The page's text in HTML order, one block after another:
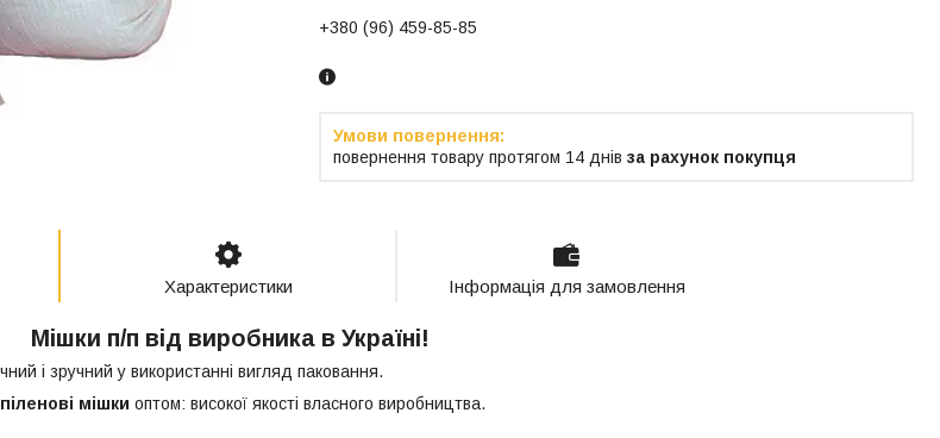
+380 (96) 459-85-85
повернення товару протягом 14 днів за рахунок покупця
Характеристики Інформація для замовлення
Мішки п/п від виробника в Україні!
і зручний у використанні вигляд паковання.
мішки оптом: високої якості власного виробництва.